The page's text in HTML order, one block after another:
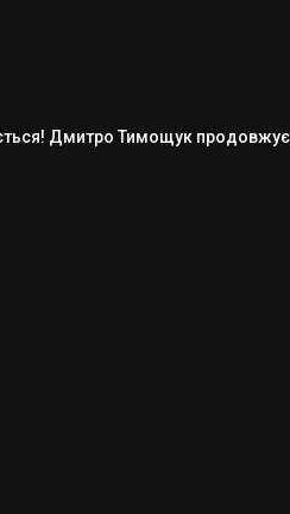
Дмитро Тимощук продовжує